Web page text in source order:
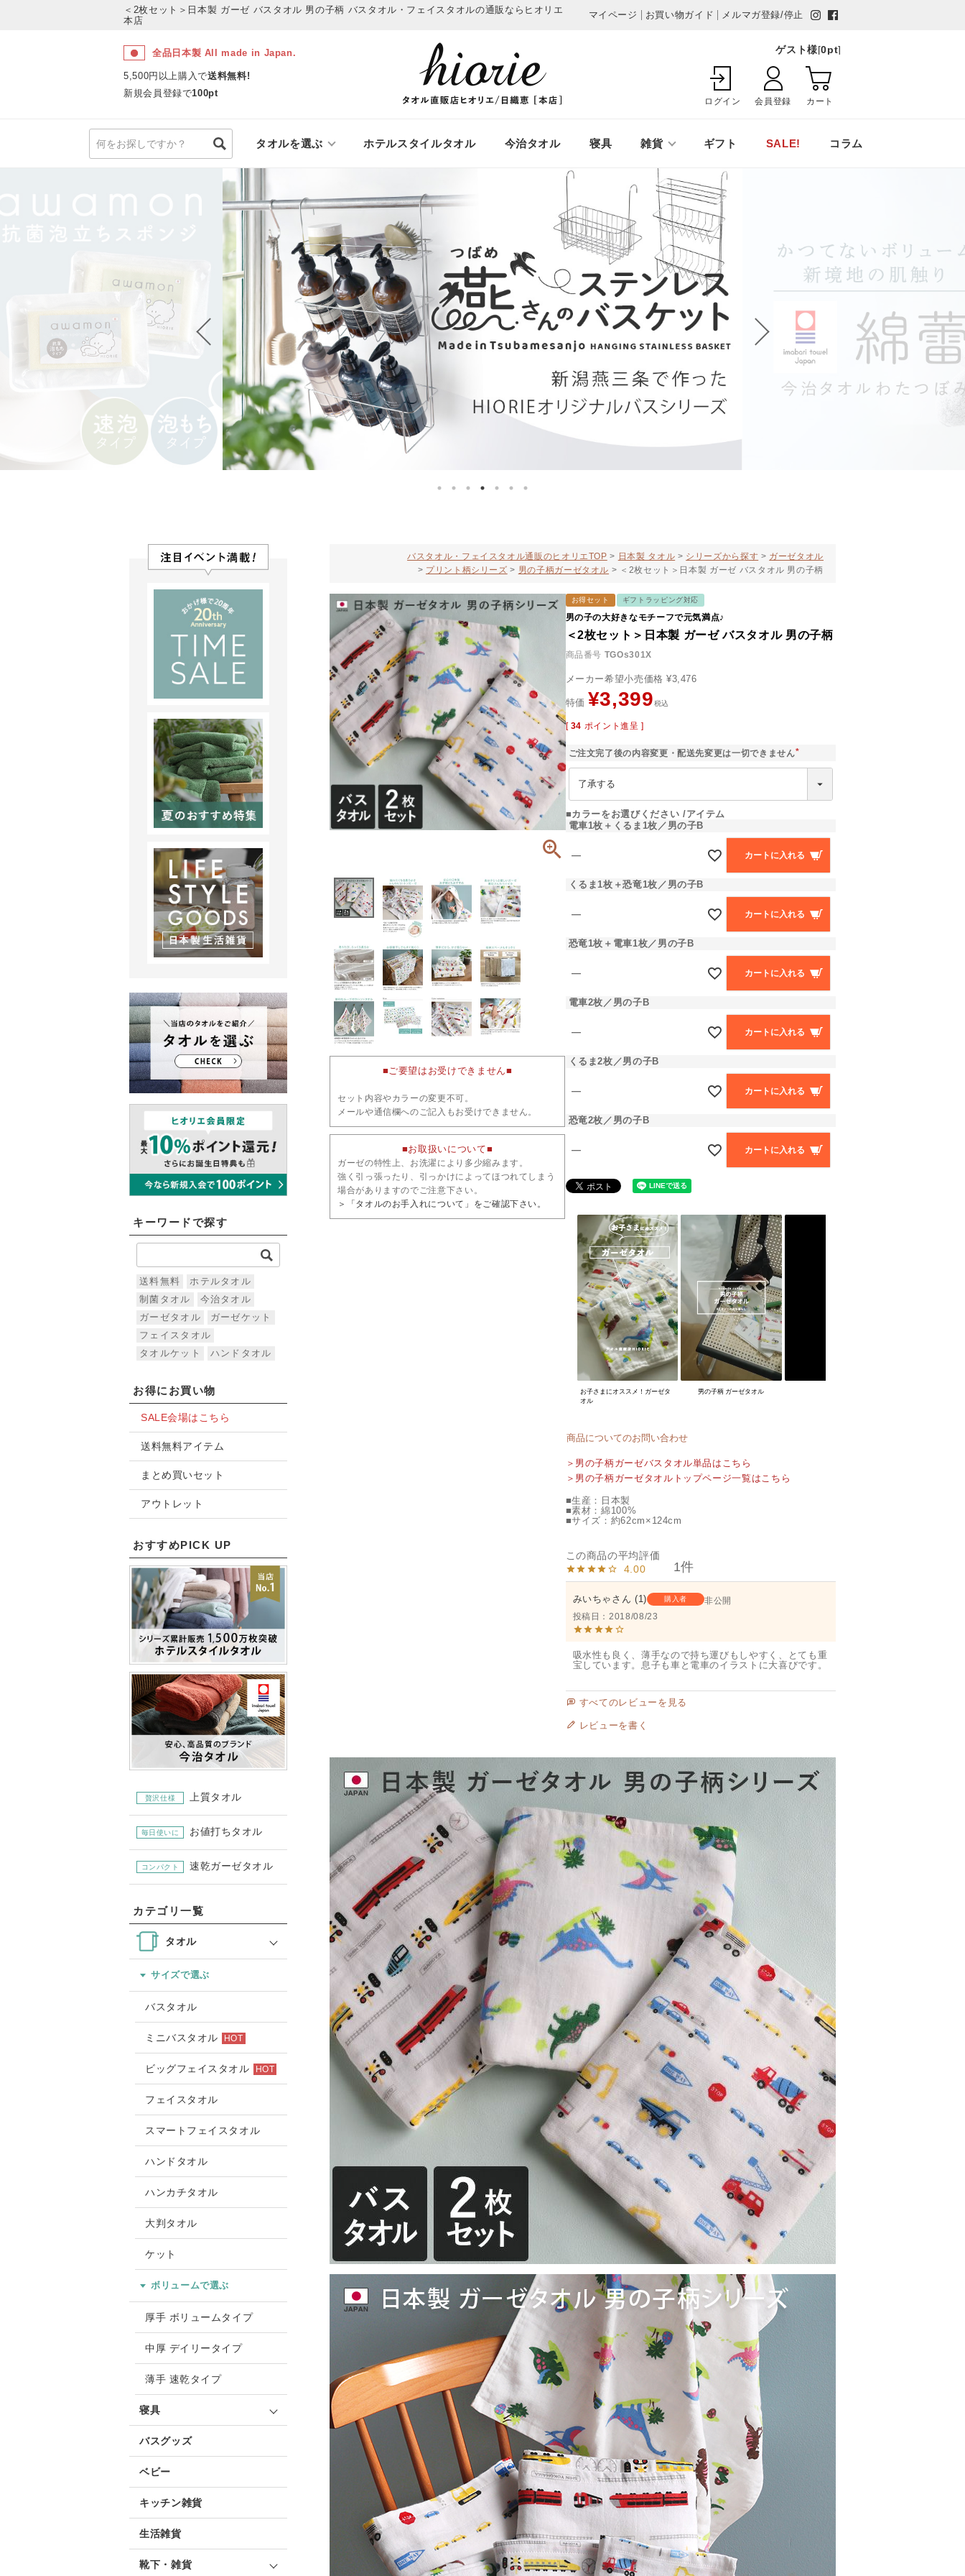
＜2枚セット＞日本製 ガーゼ バスタオル 男の子柄 バスタオル・フェイスタオルの通販ならヒオリエ
本店
マイページ お買い物ガイド メルマガ登録/停止
全品日本製 All made in Japan.
5,500円以上購入で送料無料!
新規会員登録で100pt
ゲスト様[0pt]
ログイン 会員登録 カート
タオルを選ぶ ホテルスタイルタオル 今治タオル 寝具 雑貨 ギフト SALE! コラム
キーワードで探す
送料無料
ホテルタオル
制菌タオル
今治タオル
ガーゼタオル
ガーゼケット
フェイスタオル
タオルケット
ハンドタオル
お得にお買い物
SALE会場はこちら
送料無料アイテム
まとめ買いセット
アウトレット
おすすめPICK UP
贅沢仕様 上質タオル
毎日使いに お値打ちタオル
コンパクト 速乾ガーゼタオル
カテゴリ一覧
タオル
サイズで選ぶ
バスタオル
ミニバスタオル HOT
ビッグフェイスタオル HOT
フェイスタオル
スマートフェイスタオル
ハンドタオル
ハンカチタオル
大判タオル
ケット
ボリュームで選ぶ
厚手 ボリュームタイプ
中厚 デイリータイプ
薄手 速乾タイプ
寝具
バスグッズ
ベビー
キッチン雑貨
生活雑貨
靴下・雑貨
バスタオル・フェイスタオル通販のヒオリエTOP 日本製 タオル シリーズから探す
ガーゼタオル
プリント柄シリーズ
男の子柄ガーゼタオル ＜2枚セット＞日本製 ガーゼ バスタオル 男の子柄
■ご要望はお受けできません■
セット内容やカラーの変更不可。
メールや通信欄へのご記入もお受けできません。
■お取扱いについて■
ガーゼの特性上、お洗濯により多少縮みます。
強く引っ張ったり、引っかけによってほつれてしまう
場合がありますのでご注意下さい。
＞「タオルのお手入れについて」をご確認下さい。
お得セット ギフトラッピング対応
男の子の大好きなモチーフで元気満点♪
＜2枚セット＞日本製 ガーゼ バスタオル 男の子柄
商品番号 TGOs301X
メーカー希望小売価格 ¥3,476
特価 ¥3,399税込
[ 34 ポイント進呈 ]
ご注文完了後の内容変更・配送先変更は一切できません
必
■カラーをお選びください
アイテム
電車1枚＋くるま1枚／男の子B
― カートに入れる
くるま1枚＋恐竜1枚／男の子B
― カートに入れる
恐竜1枚＋電車1枚／男の子B
― カートに入れる
電車2枚／男の子B
― カートに入れる
くるま2枚／男の子B
― カートに入れる
恐竜2枚／男の子B
― カートに入れる
お子さまにオススメ！ガーゼタ
オル
男の子柄 ガーゼタオル
商品についてのお問い合わせ
＞男の子柄ガーゼバスタオル単品はこちら
＞男の子柄ガーゼタオルトップページ一覧はこちら
■生産：日本製
■素材：綿100%
■サイズ：約62cm×124cm
4.00 1
みいちゃ 1 購入者
非公開
投稿日
2018/08/23
吸水性も良く、薄手なので持ち運びもしやすく、とても重
宝しています。息子も車と電車のイラストに大喜びです。
すべてのレビューを見る
レビューを書く